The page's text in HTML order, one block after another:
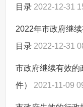
目录 2022-12-31
2022年市政府继
目录 2022-12-31
市政府继续有效的
件） 2021-11-09